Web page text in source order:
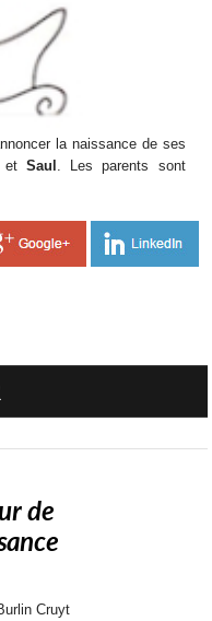
la naissance de ses
etSaul . Les parents sont
de
Cruyt